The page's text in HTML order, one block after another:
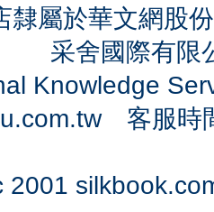
隸屬於華文網股
采舍國際有
Knowledge
客服時
2001